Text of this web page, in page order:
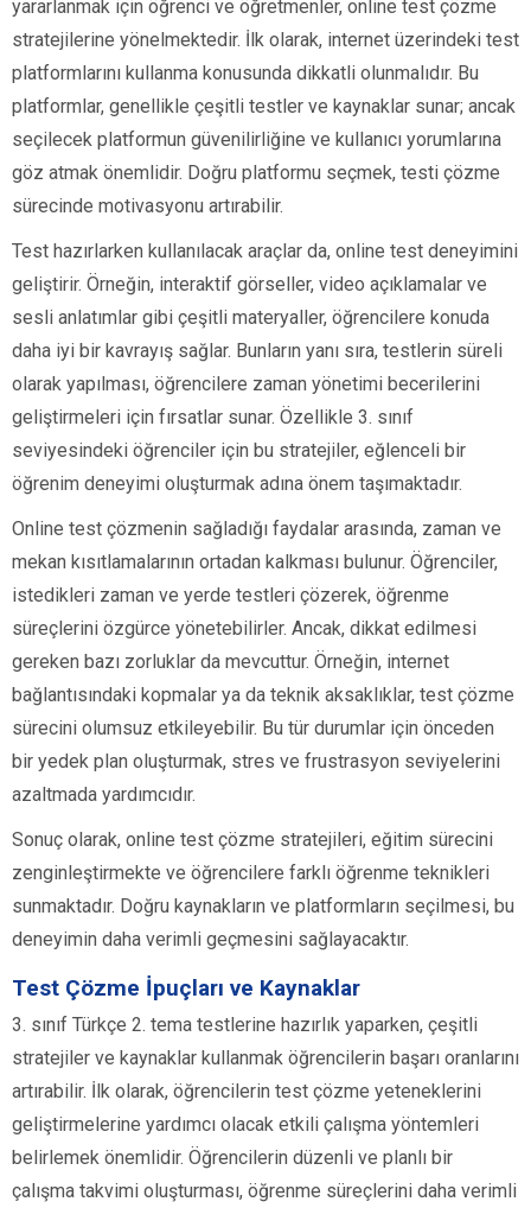
yararlanmak için öğrenci ve öğretmenler, online test çözme
stratejilerine yönelmektedir. İlk olarak, internet üzerindeki test
platformlarını kullanma konusunda dikkatli olunmalıdır. Bu
platformlar, genellikle çeşitli testler ve kaynaklar sunar; ancak
seçilecek platformun güvenilirliğine ve kullanıcı yorumlarına
göz atmak önemlidir. Doğru platformu seçmek, testi çözme
sürecinde motivasyonu artırabilir.
Test hazırlarken kullanılacak araçlar da, online test deneyimini
geliştirir. Örneğin, interaktif görseller, video açıklamalar ve
sesli anlatımlar gibi çeşitli materyaller, öğrencilere konuda
daha iyi bir kavrayış sağlar. Bunların yanı sıra, testlerin süreli
olarak yapılması, öğrencilere zaman yönetimi becerilerini
geliştirmeleri için fırsatlar sunar. Özellikle 3. sınıf
seviyesindeki öğrenciler için bu stratejiler, eğlenceli bir
öğrenim deneyimi oluşturmak adına önem taşımaktadır.
Online test çözmenin sağladığı faydalar arasında, zaman ve
mekan kısıtlamalarının ortadan kalkması bulunur. Öğrenciler,
istedikleri zaman ve yerde testleri çözerek, öğrenme
süreçlerini özgürce yönetebilirler. Ancak, dikkat edilmesi
gereken bazı zorluklar da mevcuttur. Örneğin, internet
bağlantısındaki kopmalar ya da teknik aksaklıklar, test çözme
sürecini olumsuz etkileyebilir. Bu tür durumlar için önceden
bir yedek plan oluşturmak, stres ve frustrasyon seviyelerini
azaltmada yardımcıdır.
Sonuç olarak, online test çözme stratejileri, eğitim sürecini
zenginleştirmekte ve öğrencilere farklı öğrenme teknikleri
sunmaktadır. Doğru kaynakların ve platformların seçilmesi, bu
deneyimin daha verimli geçmesini sağlayacaktır.
Test Çözme İpuçları ve Kaynaklar
3. sınıf Türkçe 2. tema testlerine hazırlık yaparken, çeşitli
stratejiler ve kaynaklar kullanmak öğrencilerin başarı oranlarını
artırabilir. İlk olarak, öğrencilerin test çözme yeteneklerini
geliştirmelerine yardımcı olacak etkili çalışma yöntemleri
belirlemek önemlidir. Öğrencilerin düzenli ve planlı bir
çalışma takvimi oluşturması, öğrenme süreçlerini daha verimli